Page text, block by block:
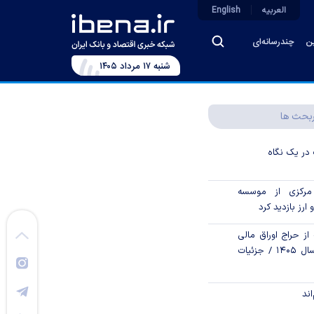
چندرسانه‌ای
العربیه English
شنبه ۱۷ مرداد ۱۴۰۵
ها
یک نگاه
از موسسه
ارز بازدید کرد
حراج اوراق مالی
اسلامی دولتی در سال ۱۴۰۵ / جزئیات